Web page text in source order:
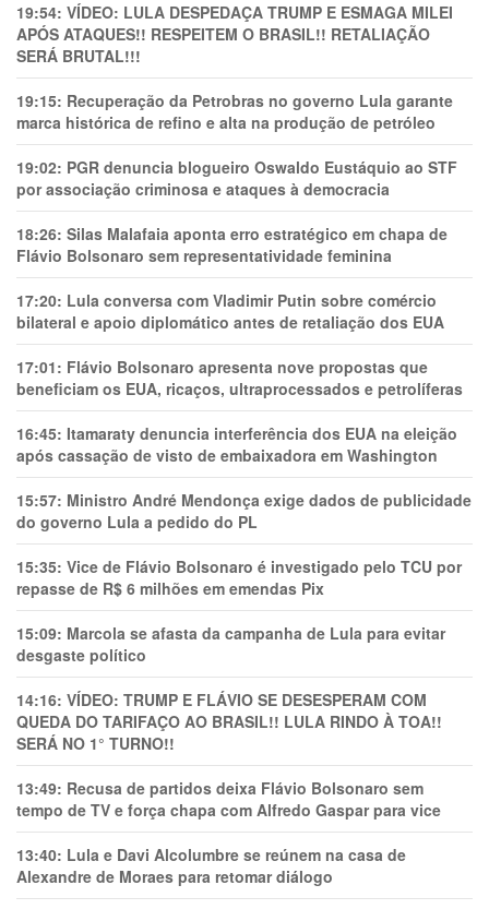
19:54: VÍDEO: LULA DESPEDAÇA TRUMP E ESMAGA MILEI
APÓS ATAQUES!! RESPEITEM O BRASIL!! RETALIAÇÃO
SERÁ BRUTAL!!!
19:15: Recuperação da Petrobras no governo Lula garante
marca histórica de refino e alta na produção de petróleo
19:02: PGR denuncia blogueiro Oswaldo Eustáquio ao STF
por associação criminosa e ataques à democracia
18:26: Silas Malafaia aponta erro estratégico em chapa de
Flávio Bolsonaro sem representatividade feminina
17:20: Lula conversa com Vladimir Putin sobre comércio
bilateral e apoio diplomático antes de retaliação dos EUA
17:01: Flávio Bolsonaro apresenta nove propostas que
beneficiam os EUA, ricaços, ultraprocessados e petrolíferas
16:45: Itamaraty denuncia interferência dos EUA na eleição
após cassação de visto de embaixadora em Washington
15:57: Ministro André Mendonça exige dados de publicidade
do governo Lula a pedido do PL
15:35: Vice de Flávio Bolsonaro é investigado pelo TCU por
repasse de R$ 6 milhões em emendas Pix
15:09: Marcola se afasta da campanha de Lula para evitar
desgaste político
14:16: VÍDEO: TRUMP E FLÁVIO SE DESESPERAM COM
QUEDA DO TARIFAÇO AO BRASIL!! LULA RINDO À TOA!!
SERÁ NO 1° TURNO!!
13:49: Recusa de partidos deixa Flávio Bolsonaro sem
tempo de TV e força chapa com Alfredo Gaspar para vice
13:40: Lula e Davi Alcolumbre se reúnem na casa de
Alexandre de Moraes para retomar diálogo